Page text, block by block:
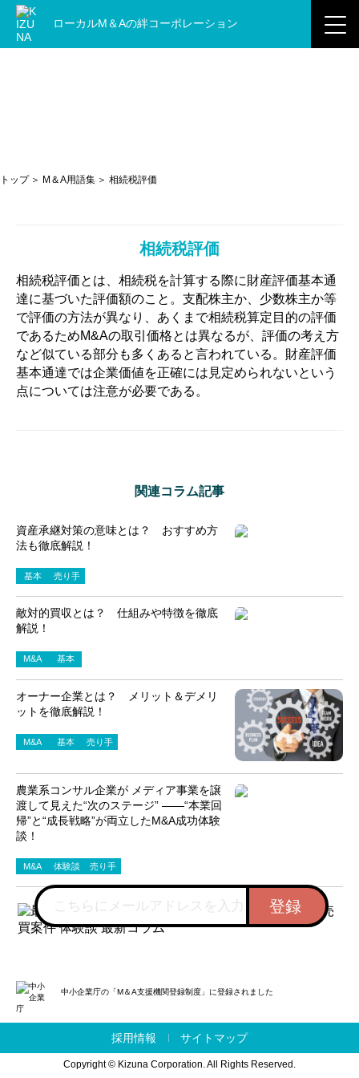
ローカルM＆Aの絆コーポレーション
トップ M＆A用語集 相続税評価
相続税評価
相続税評価とは、相続税を計算する際に財産評価基本通
達に基づいた評価額のこと。支配株主か、少数株主か等
で評価の方法が異なり、あくまで相続税算定目的の評価
であるためM&Aの取引価格とは異なるが、評価の考え方
など似ている部分も多くあると言われている。財産評価
基本通達では企業価値を正確には見定められないという
点については注意が必要である。
関連コラム記事
基本 売り手
資産承継対策の意味とは？ おすすめ方
法も徹底解説！
M&A 基本
敵対的買収とは？ 仕組みや特徴を徹底
解説！
M&A 基本 売り手
オーナー企業とは？ メリット＆デメリ
ットを徹底解説！
M&A 体験談 売り手
農業系コンサル企業が メディア事業を譲
渡して見えた“次のステージ” ――“本業回
帰”と“成長戦略”が両立したM&A成功体験
談！
中小企業庁の「M＆A支援機関登録制度」に登録されました
採用情報 サイトマップ
Copyright © Kizuna Corporation. All Rights Reserved.